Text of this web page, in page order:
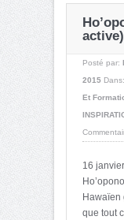
active)
Posté par:
2015 Dans:
Et
16
Hawaïen
que tout